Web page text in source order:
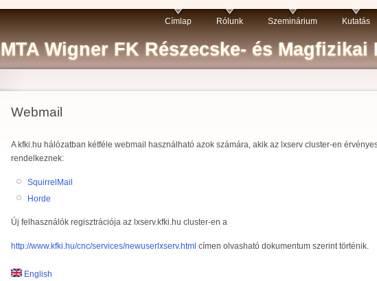
MTA Wigner FK Részecske- és Magfizikai
Címlap Rólunk Szeminárium Kutatás
Webmail
A kfki.hu hálózatban kétféle webmail használható azok számára, akik az lxserv cluster-en
rendelkeznek:
SquirrelMail
Horde
Új felhasználók regisztrációja az lxserv.kfki.hu cluster-en a
http://www.kfki.hu/cnc/services/newuserlxserv.html címen olvasható dokumentum szerint történik.
English